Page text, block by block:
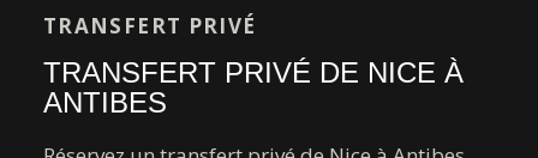
TRANSFERT PRIVÉ
TRANSFERT PRIVÉ DE NICE À
ANTIBES